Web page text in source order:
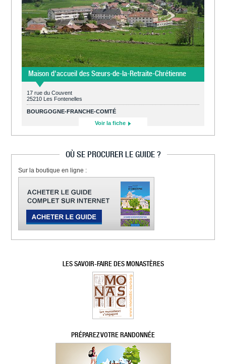
Maison d'accueil des Sœurs-de-la-Retraite-Chrétienne
17 rue du Couvent
25210 Les Fontenelles
BOURGOGNE-FRANCHE-COMTÉ
Voir la fiche
OÙ SE PROCURER LE GUIDE ?
Sur la boutique en ligne :
LES SAVOIR-FAIRE DES MONASTÈRES
PRÉPAREZ VOTRE RANDONNÉE